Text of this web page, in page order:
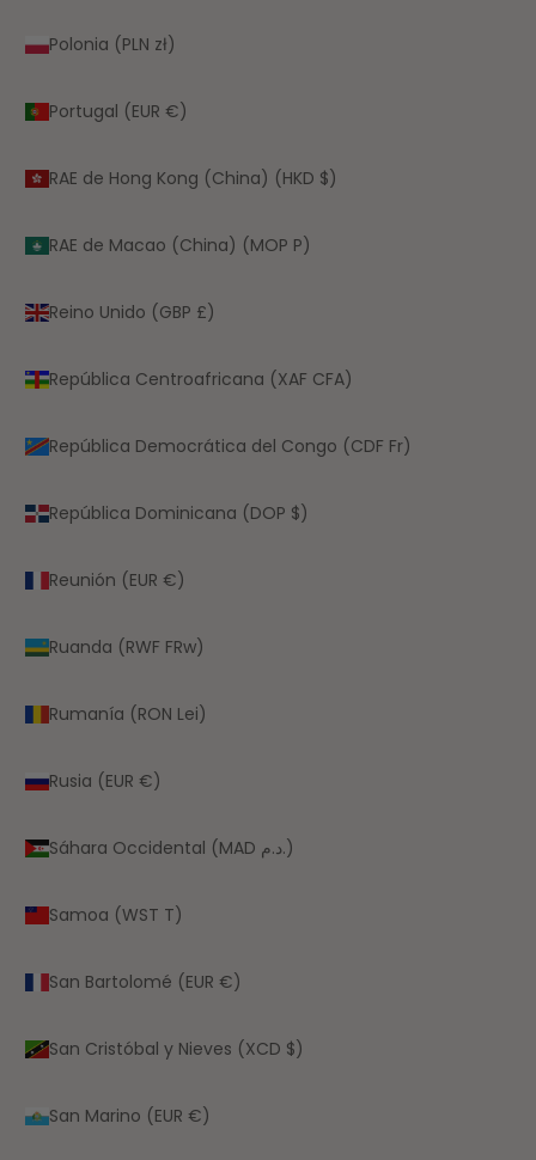
Polonia (PLN zł)
Portugal (EUR €)
RAE de Hong Kong (China) (HKD $)
RAE de Macao (China) (MOP P)
Reino Unido (GBP £)
República Centroafricana (XAF CFA)
República Democrática del Congo (CDF Fr)
República Dominicana (DOP $)
Reunión (EUR €)
Ruanda (RWF FRw)
Rumanía (RON Lei)
Rusia (EUR €)
Sáhara Occidental (MAD د.م.)
Samoa (WST T)
San Bartolomé (EUR €)
San Cristóbal y Nieves (XCD $)
San Marino (EUR €)